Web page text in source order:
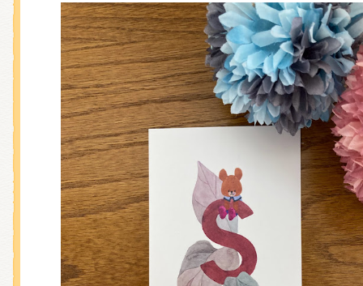
くまのがっこう しょくいんしつ
くまのがっこう 家庭科部